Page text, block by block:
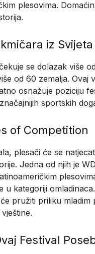
plesovima.
iz Svijeta
se dolazak više
od 60 zemalja. Ovaj
osnažuje poziciju
sportskih
of Competition
plesači će se
Jedna od njih je
u kategoriji
pružiti priliku mladim
Festival